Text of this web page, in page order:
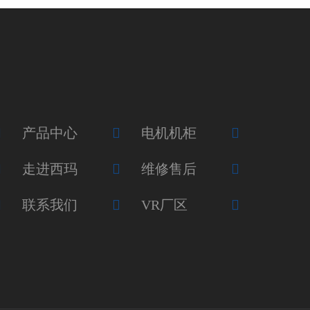
产品中心 电机机柜
走进西玛 维修售后
联系我们 VR厂区